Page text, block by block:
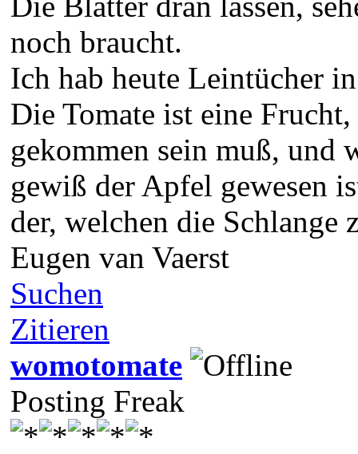
noch braucht.
Ich hab heute Leintücher
Die Tomate ist eine
gekommen sein muß, und
gewiß der Apfel gewesen
der, welchen die Schlange
Eugen van Vaerst
Suchen
Zitieren
womotomate
Posting Freak